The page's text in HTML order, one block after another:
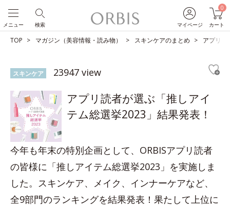
マイページ
0
カート
検索
メニュー
TOP マガジン（美容情報・読み物） スキンケアのまとめ アプリ読
スキンケア 23947 view
アプリ読者が選ぶ「推しアイ
テム総選挙2023」結果発表！
今年も年末の特別企画として、ORBISアプリ読者
の皆様に「推しアイテム総選挙2023」を実施しま
した。スキンケア、メイク、インナーケアなど、
全9部門のランキングを結果発表！果たして上位に